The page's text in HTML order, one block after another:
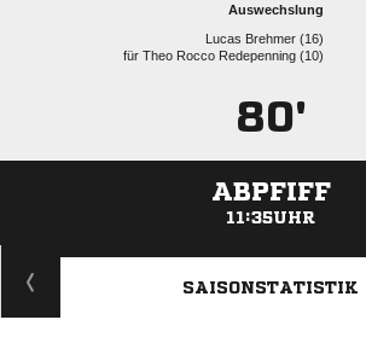
Auswechslung
  
für   
80'
ABPFIFF
11:35UHR
ANZEIGE
SAISONSTATISTIK